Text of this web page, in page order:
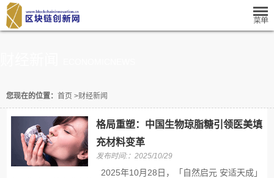
您现在的位置： 首页 >财经新闻
格局重塑：中国生物琼脂糖引领医美填
充材料变革
发布时间:：2025/10/29
2025年10月28日，「自然启元 安适天成」